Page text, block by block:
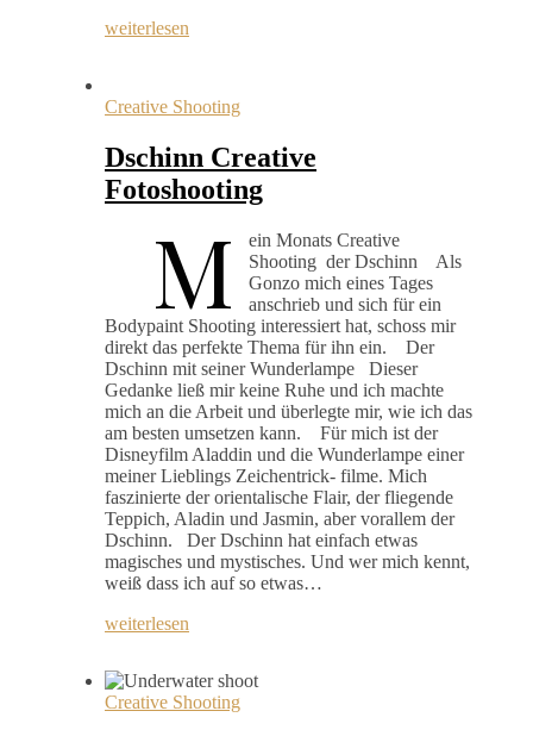
weiterlesen
Creative Shooting
Dschinn Creative
Fotoshooting
M
ein Monats Creative
Shooting der Dschinn Als
Gonzo mich eines Tages
anschrieb und sich für ein
Bodypaint Shooting interessiert hat, schoss mir
direkt das perfekte Thema für ihn ein. Der
Dschinn mit seiner Wunderlampe Dieser
Gedanke ließ mir keine Ruhe und ich machte
mich an die Arbeit und überlegte mir, wie ich das
am besten umsetzen kann. Für mich ist der
Disneyfilm Aladdin und die Wunderlampe einer
meiner Lieblings Zeichentrick- filme. Mich
faszinierte der orientalische Flair, der fliegende
Teppich, Aladin und Jasmin, aber vorallem der
Dschinn. Der Dschinn hat einfach etwas
magisches und mystisches. Und wer mich kennt,
weiß dass ich auf so etwas…
weiterlesen
Creative Shooting